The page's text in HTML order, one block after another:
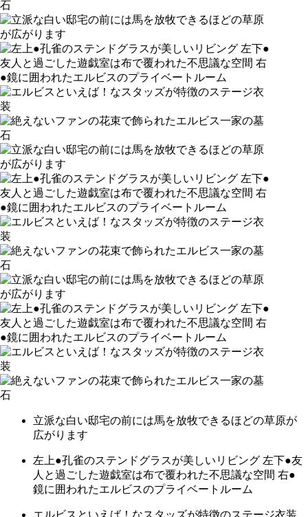
立派な白い邸宅の前には馬を放牧できるほどの草原が
広がります
左上●孔雀のステンドグラスが美しいリビング 左下●友
人と過ごした遊戯室は布で覆われた不思議な空間 右●
鏡に囲われたエルビスのプライベートルーム